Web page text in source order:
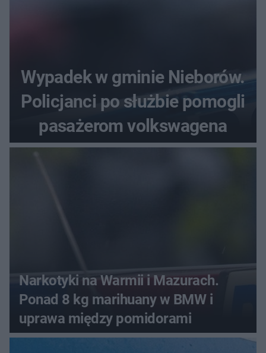
Wypadek w gminie Nieborów.
Policjanci po służbie pomogli
pasażerom volkswagena
Narkotyki na Warmii i Mazurach.
Ponad 8 kg marihuany w BMW i
uprawa między pomidorami